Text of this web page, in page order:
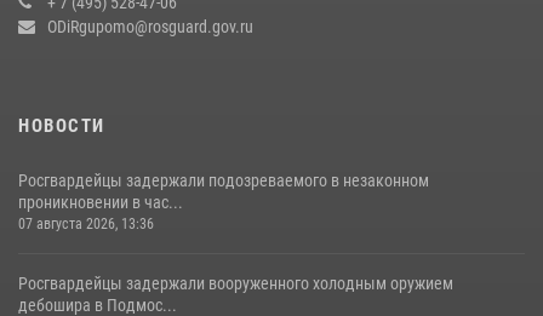
14 июля 2026, 15:13
ODiRgupomo@rosguard.gov.ru
НОВОСТИ
Росгвардейцы задержали подозреваемого в незаконном
проникновении в час...
07 августа 2026, 13:36
Росгвардейцы задержали вооруженного холодным оружием
дебошира в Подмос...